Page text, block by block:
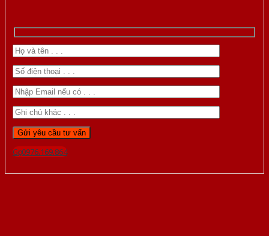
Gọi 0976.169.864